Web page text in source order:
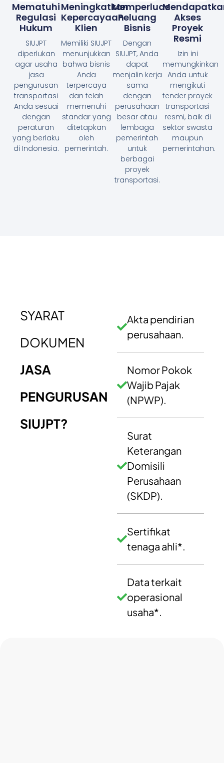
Mematuhi
Regulasi
Hukum
SIUJPT
diperlukan
agar usaha
jasa
pengurusan
transportasi
Anda sesuai
dengan
peraturan
yang berlaku
di Indonesia.
Meningkatkan
Kepercayaan
Klien
Memiliki SIUJPT
menunjukkan
bahwa bisnis
Anda
terpercaya
dan telah
memenuhi
standar yang
ditetapkan
oleh
pemerintah.
Memperluas
Peluang
Bisnis
Dengan
SIUJPT, Anda
dapat
menjalin kerja
sama
dengan
perusahaan
besar atau
lembaga
pemerintah
untuk
berbagai
proyek
transportasi.
Akses
Proyek
Resmi
Izin ini
memungkinkan
Anda untuk
mengikuti
tender proyek
transportasi
resmi, baik di
sektor swasta
maupun
pemerintahan.
SYARAT
DOKUMEN
JASA
PENGURUSAN
SIUJPT?
Akta pendirian
perusahaan.
Nomor Pokok
Wajib Pajak
(NPWP).
Surat
Keterangan
Domisili
Perusahaan
(SKDP).
Sertifikat
tenaga ahli*.
Data terkait
operasional
usaha*.